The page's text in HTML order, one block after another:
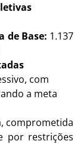
de Base: 1.137
com
a meta
comprometida
por restrições